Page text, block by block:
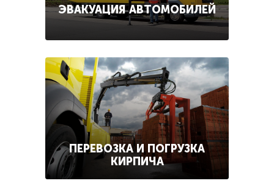
ЭВАКУАЦИЯ АВТОМОБИЛЕЙ
ПЕРЕВОЗКА И ПОГРУЗКА
КИРПИЧА